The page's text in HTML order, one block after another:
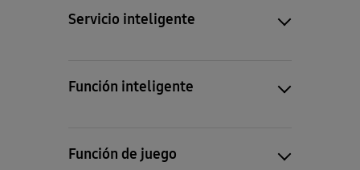
Servicio inteligente
Función inteligente
Función de juego